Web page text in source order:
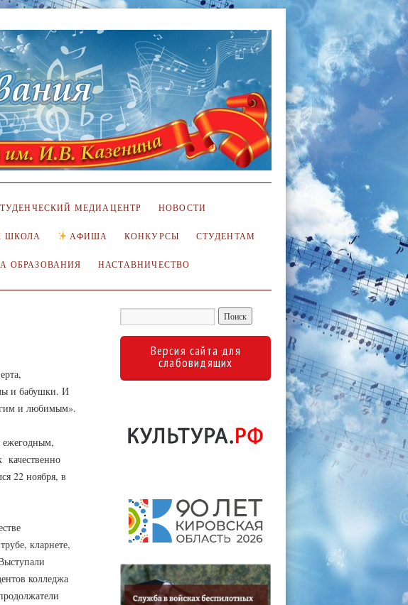
МЕДИАЦЕНТР НОВОСТИ
ШКОЛА АФИША КОНКУРСЫ СТУДЕНТАМ
ОБРАЗОВАНИЯ НАСТАВНИЧЕСТВО
и бабушки. И
и любимым».
ежегодным,
22 ноября, в
кларнете,
колледжа
Версия сайта для
слабовидящих